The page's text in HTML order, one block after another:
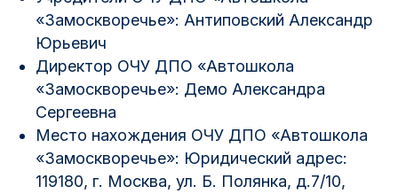
«Замоскворечье»: Антиповский Александр
Юрьевич
Директор ОЧУ ДПО «Автошкола
«Замоскворечье»: Демо Александра
Сергеевна
Место нахождения ОЧУ ДПО «Автошкола
«Замоскворечье»: Юридический адрес:
119180, г. Москва, ул. Б. Полянка, д.7/10,